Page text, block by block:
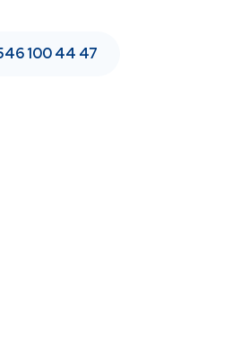
Kontakt
100 44 47